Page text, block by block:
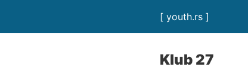
[ youth.rs ]
Klub 27